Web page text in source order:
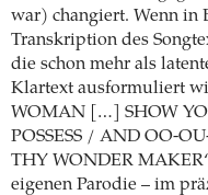
war) changiert. Wenn in
Transkription des
die schon mehr als
Klartext ausformuliert
WOMAN […] SHOW
POSSESS / AND OO-
THY WONDER
eigenen Parodie – im